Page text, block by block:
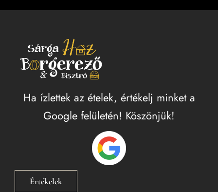
Ha ízlettek az ételek, értékelj minket a
Google felületén! Köszönjük!
Értékelek
különterem